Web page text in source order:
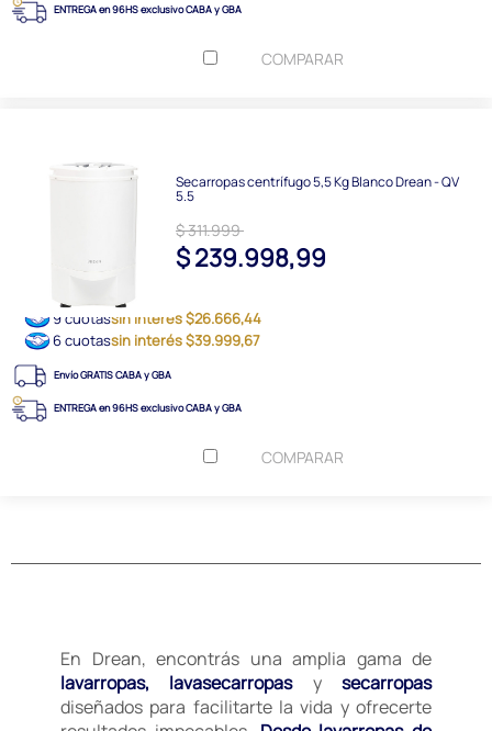
ENTREGA en 96HS exclusivo CABA y GBA
COMPARAR
Secarropas centrífugo 5,5 Kg Blanco Drean - QV
5.5
$ 311.999
$ 239.998,99
9 cuotassin interés $26.666,44
6 cuotassin interés $39.999,67
Envío GRATIS CABA y GBA
ENTREGA en 96HS exclusivo CABA y GBA
COMPARAR
En Drean, encontrás una amplia gama de
lavarropas, lavasecarropasysecarropas
diseñados para facilitarte la vida y ofrecerte